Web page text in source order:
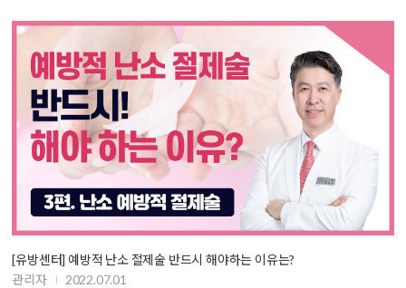
[유방센터] 예방적 난소 절제술 반드시 해야하는 이유는?
관리자
2022.07.01